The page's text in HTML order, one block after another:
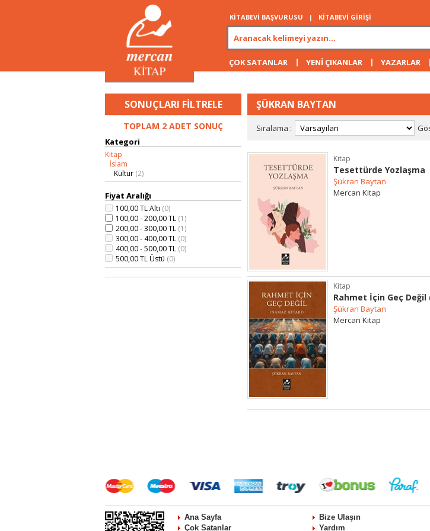
KİTABEVİ BAŞVURUSU | KİTABEVİ GİRİŞİ
ÇOK SATANLAR | YENİ ÇIKANLAR | YAZARLAR |
SONUÇLARI FİLTRELE
TOPLAM 2 ADET SONUÇ
Kategori
Kitap
İslam
Kültür (2)
Fiyat Aralığı
100,00 TL Altı (0)
100,00 - 200,00 TL (1)
200,00 - 300,00 TL (1)
300,00 - 400,00 TL (0)
400,00 - 500,00 TL (0)
500,00 TL Üstü (0)
ŞÜKRAN BAYTAN
Sıralama :
Kitap
Tesettürde Yozlaşma
Şükran Baytan
Mercan Kitap
Kitap
Rahmet İçin Geç Değil
Şükran Baytan
Mercan Kitap
Ana Sayfa
Çok Satanlar
Bize Ulaşın
Yardım